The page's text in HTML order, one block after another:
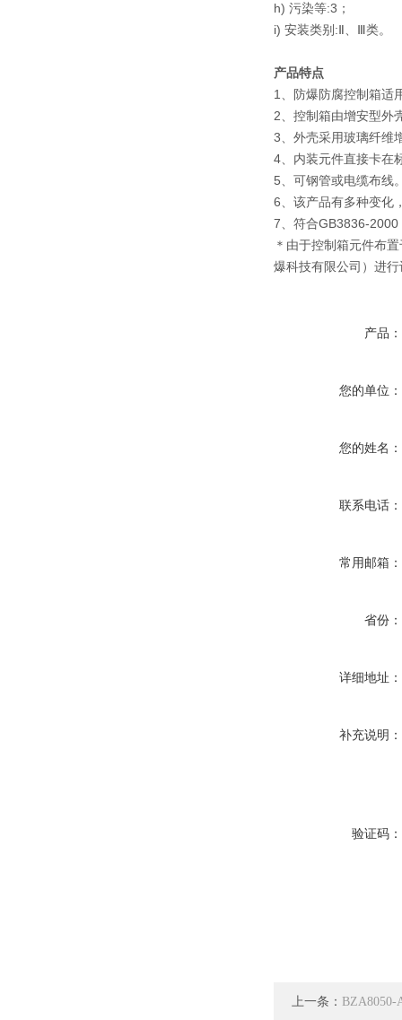
h) 污染等:3；
i) 安装类别:Ⅱ、Ⅲ类。
产品特点
1、防爆防腐控制箱适
2、控制箱由增安型外
3、外壳采用玻璃纤维
4、内装元件直接卡在
5、可钢管或电缆布线
6、该产品有多种变化
7、符合GB3836-
＊由于控制箱元件布
爆科技有限公司）进
产品：
您的单位：
您的姓名：
联系电话：
常用邮箱：
省份：
详细地址：
补充说明：
验证码：
上一条： BZA8050-